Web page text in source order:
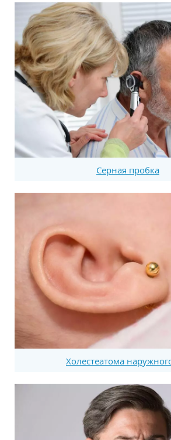
Серная пробка
Холестеатома